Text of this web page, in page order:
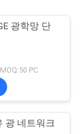
광학망 단
PC
광 네트워크